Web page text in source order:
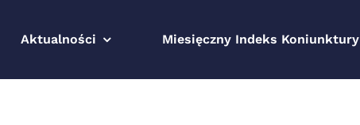
Aktualności Miesięczny Indeks Koniunktury